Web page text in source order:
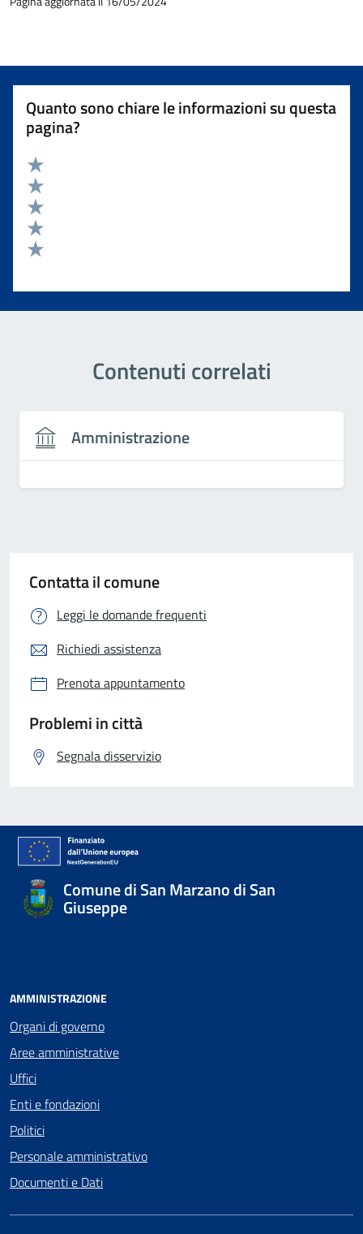
Quanto sono chiare le informazioni su questa
pagina?
Valuta 5 stelle su 5
Valuta 4 stelle su 5
Valuta 3 stelle su 5
Valuta 2 stelle su 5
Contenuti correlati
Amministrazione
Contatta il comune
Leggi le domande frequenti
Richiedi assistenza
Prenota appuntamento
Problemi in città
Segnala disservizio
Comune di San Marzano di San
Giuseppe
AMMINISTRAZIONE
Organi di governo
Aree amministrative
Uffici
Enti e fondazioni
Politici
Personale amministrativo
Documenti e Dati